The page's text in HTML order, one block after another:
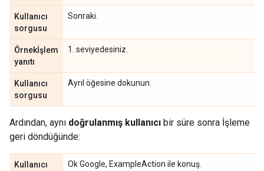
Kullanıcı
sorgusu
Sonraki.
Örnekİşlem
yanıtı
1. seviyedesiniz.
Kullanıcı
sorgusu
Ayrıl öğesine dokunun.
Ardından, aynı doğrulanmış kullanıcı bir süre sonra İşleme
geri döndüğünde:
Kullanıcı
Ok Google, ExampleAction ile konuş.